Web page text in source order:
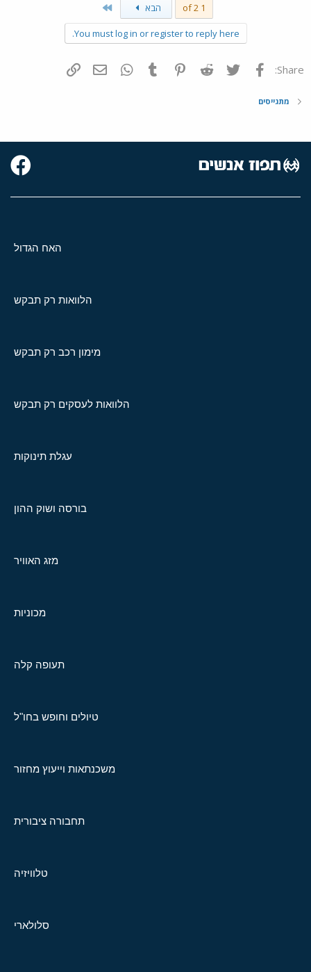
1 of 2 הבא
You must log in or register to reply here.
Share: פייסבוק Twitter
Reddit
Pinterest
Tumblr
WhatsAppדואר אלקטרוני
מתגייסים
האח הגדול
הלוואות רק תבקש
מימון רכב רק תבקש
הלוואות לעסקים רק תבקש
עגלת תינוקות
בורסה ושוק ההון
מזג האוויר
מכוניות
תעופה קלה
טיולים וחופש בחו"ל
משכנתאות וייעוץ מחזור
תחבורה ציבורית
טלוויזיה
סלולארי